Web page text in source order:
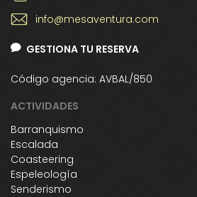
info@mesaventura.com
GESTIONA TU RESERVA
Código agencia: AVBAL/850
ACTIVIDADES
Barranquismo
Escalada
Coasteering
Espeleología
Senderismo